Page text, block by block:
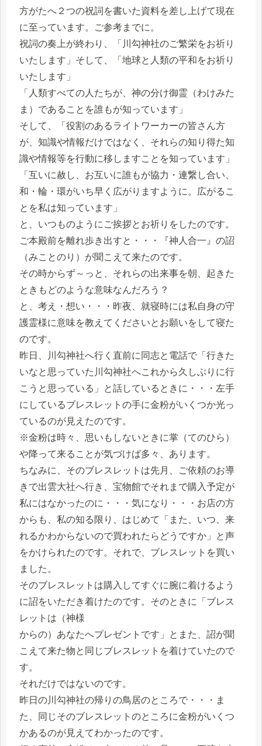
方がたへ２つの祝詞を書いた資料を差し上げて現在
に至っています。ご参考までに。
祝詞の奏上が終わり、「川勾神社のご繁栄をお祈り
いたします」そして、「地球と人類の平和をお祈り
いたします」
「人類すべての人たちが、神の分け御霊（わけみた
ま）であることを誰もが知っています」
そして、「役割のあるライトワーカーの皆さん方
が、知識や情報だけではなく、それらの知り得た知
識や情報等を行動に移しますことを知っています」
「互いに赦し、お互いに誰もが協力・連繋し合い、
和・輪・環がいち早く広がりますように。広がるこ
とを私は知っています」
と、いつものようにご挨拶とお祈りをしたのです。
ご本殿前を離れ歩き出すと・・・『神人合一』の詔
（みことのり）が聞こえて来たのです。
その時からず～っと、それらの出来事を朝、起きた
ときもどのような意味なんだろう？
と、考え・想い・・・昨夜、就寝時には私自身の守
護霊様に意味を教えてくださいとお願いをして寝た
のです。
昨日、川勾神社へ行く直前に同志と電話で「行きた
いなと思っていた川勾神社へこれから久しぶりに行
こうと思っている」と話しているときに・・・左手
にしているブレスレットの手に金粉がいくつか光っ
ているのが見えたのです。
※金粉は時々、思いもしないときに掌（てのひら）
や降って来ることが気づけば多々、あります。
ちなみに、そのブレスレットは先月、ご依頼のお導
きで出雲大社へ行き、宝物館でそれまで購入予定が
私にはなかったのに・・・気になり・・・お店の方
からも、私の知る限り、はじめて「また、いつ、来
れるかわからないので買われたらどうですか」と声
をかけられたのです。それで、ブレスレットを買い
ました。
そのブレスレットは購入してすぐに腕に着けるよう
に詔をいただき着けたのです。そのときに「ブレス
レットは（神様
からの）あなたへプレゼントです」とまた、詔が聞
こえて来た物と同じブレスレットを着けていたので
す。
それだけではないのです。
昨日の川勾神社の帰りの鳥居のところで・・・ま
た、同じそのブレスレットのところに金粉がいくつ
かあるのが見えてわかったのです。